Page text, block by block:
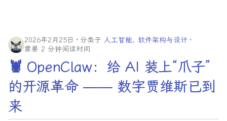
2026年2月25日 分类于 人工智能, 软件架构与设计
需要 2 分钟阅读时间
🦞 OpenClaw：给 AI 装上“爪子”
的开源革命 —— 数字贾维斯已到
来